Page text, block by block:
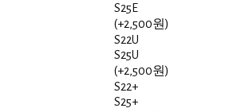
S25E
(+2,500원)
S22U
S25U
(+2,500원)
S22+
S25+